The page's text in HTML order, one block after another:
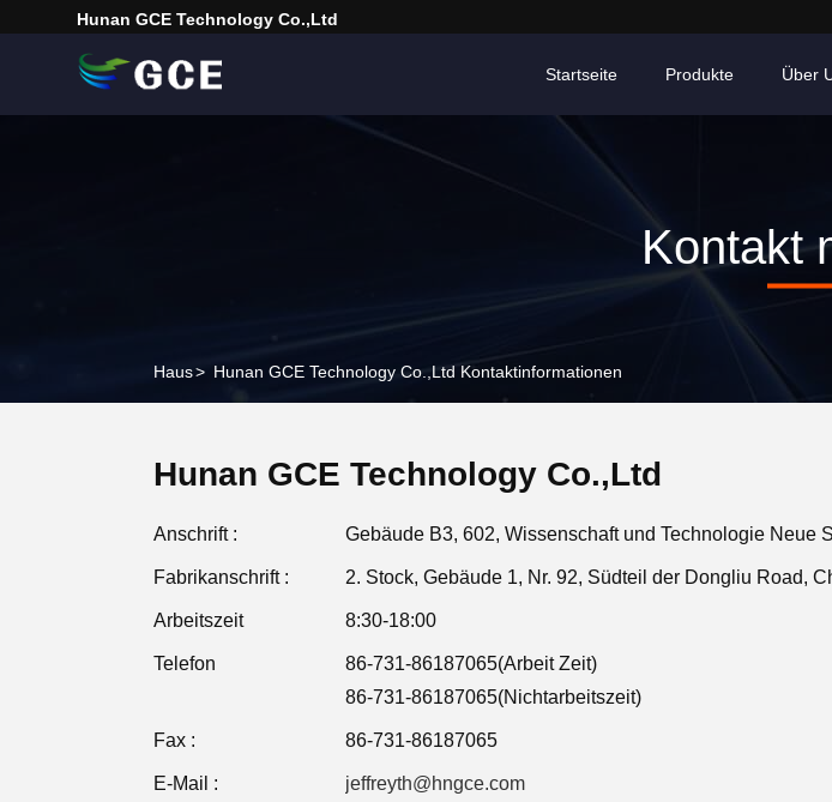
Hunan GCE Technology Co.,Ltd
Startseite Produkte Über
Kontakt
Haus> Hunan GCE Technology Co.,Ltd Kontaktinformationen
Hunan GCE Technology Co.,Ltd
Anschrift : Gebäude B3, 602, Wissenschaft und Technologie Neue
Fabrikanschrift : 2. Stock, Gebäude 1, Nr. 92, Südteil der Dongliu Road,
Arbeitszeit 8:30-18:00
Telefon
86-731-86187065(Arbeit Zeit)
86-731-86187065(Nichtarbeitszeit)
Fax : 86-731-86187065
E-Mail : jeffreyth@hngce.com